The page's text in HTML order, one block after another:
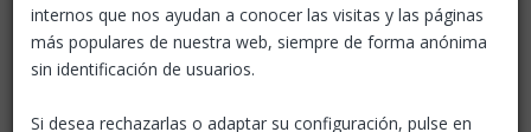
El
Departament d'Educació envia
als centres educatius un
facilitar les incorporacions de docents per la reducció
internos que nos ayudan a conocer las visitas y las páginas
más populares de nuestra web, siempre de forma anónima
sin identificación de usuarios.
Si desea rechazarlas o adaptar su configuración, pulse en